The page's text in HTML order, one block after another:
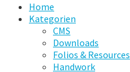
Home
Kategorien
CMS
Downloads
Folios & Resources
Handwork